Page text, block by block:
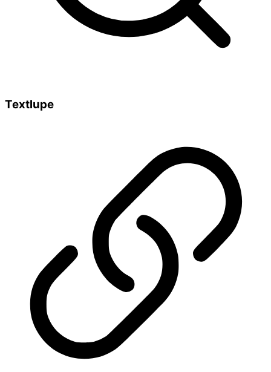
Textlupe